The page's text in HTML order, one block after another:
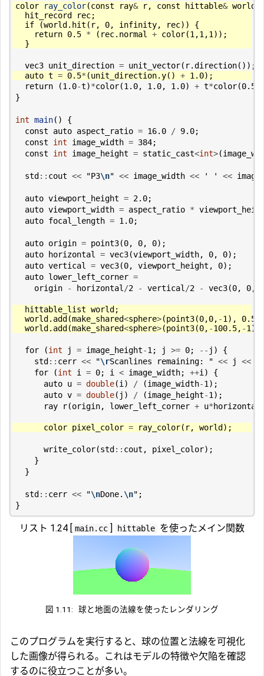
color ray_color(const ray& r, const hittable& world
hit_record
rec;
if
(world . hit ( r, 0, infinity, rec))
{
return 0.5 * ( rec. normal + color(1 ,1 ,1 ));
}
vec3 unit_direction = unit_vector( r.direction());
auto t = 0.5* (unit_direction.y() + 1.0);
return
(1.0-t)*color(1.0, 1.0, 1.0) + t*color(0.5
}
int main()
{
const
auto aspect_ratio = 16.0 / 9.0;
const
int image_width = 384;
const
int image_height = static_cast<int>(
std :: cout << "P3\n" << image_width << ' ' <<
auto viewport_height = 2.0;
auto viewport_width = aspect_ratio *
auto focal_length = 1.0;
auto origin = point3(0, 0, 0);
auto
horizontal = vec3(viewport_width, 0, 0);
auto vertical = vec3(0, viewport_height , 0);
auto lower_left_corner =
origin
- horizontal /2 - vertical /2 - vec3(0, 0,
hittable_list world ;
world . add (make_shared<sphere>(point3(0,0, -1 ), 0.5
world . add (make_shared<sphere>(point3(0, -100.5, -1 ),
for (int j = image_height-1 ; j >= 0; -- j )
{
std :: cerr << "\rScanlines remaining: " << j <<
for
(int i = 0; i < image_width; ++i )
{
auto u = double(i ) / (image_width-1 );
auto v = double( j ) / (image_height-1 );
ray
r(origin, lower_left_corner + u*horizontal
color pixel_color = ray_color( r, world );
write_color(std :: cout , pixel_color);
}
}
std :: cerr << "\nDone. \n" ;
}
リスト 1.24 [ main.cc ] hittable を使ったメイン関数
図 1.11: 球と地面の法線を使ったレンダリング
このプログラムを実行すると、球の位置と法線を可視化
した画像が得られる。これはモデルの特徴や欠陥を確認
するのに役立つことが多い。